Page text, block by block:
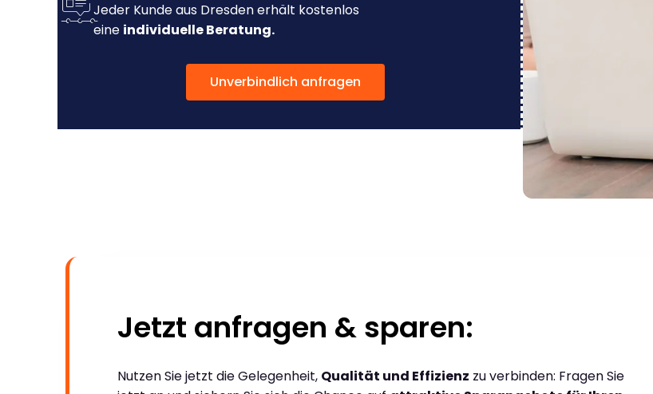
Jeder Kunde aus Dresden erhält kostenlos
eine individuelle Beratung.
Unverbindlich anfragen
Jetzt anfragen & sparen:
Nutzen Sie jetzt die Gelegenheit, Qualität und Effizienz zu verbinden: Fragen Sie